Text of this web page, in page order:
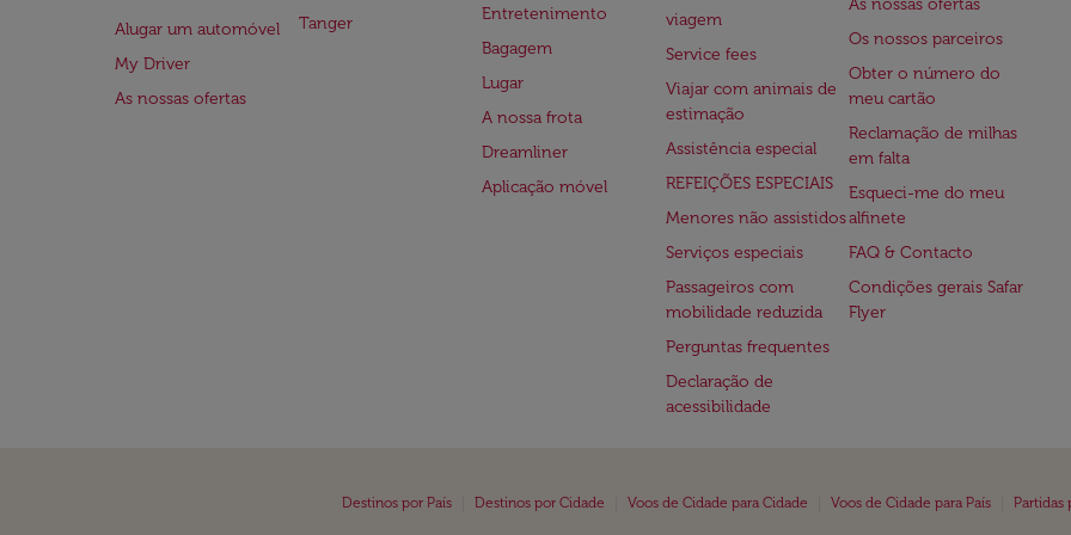
Alugar um automóvel
My Driver
As nossas ofertas
Tanger
Entretenimento
Bagagem
Lugar
A nossa frota
Dreamliner
Aplicação móvel
viagem
Service fees
Viajar com animais de
estimação
Assistência especial
REFEIÇÕES ESPECIAIS
Menores não assistidos
Serviços especiais
Passageiros com
mobilidade reduzida
Perguntas frequentes
Declaração de
acessibilidade
As nossas ofertas
Os nossos parceiros
Obter o número do
meu cartão
Reclamação de milhas
em falta
Esqueci-me do meu
alfinete
FAQ & Contacto
Condições gerais Safar
Flyer
Destinos por País Destinos por Cidade Voos de Cidade para Cidade Voos de Cidade para País Partidas